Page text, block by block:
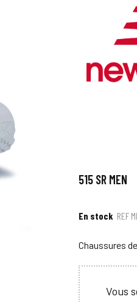
515 SR MEN
En stock REF
Chaussures
Vous